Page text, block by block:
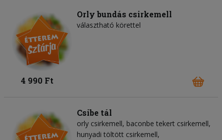
Orly bundás csirkemell
választható körettel
4 990 Ft
Csibe tál
orly csirkemell, baconbe tekert csirkemell,
hunyadi töltött csirkemell,